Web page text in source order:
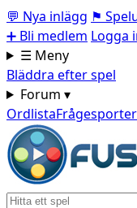
💬 Nya inlägg ⚑
➕ Bli medlem Logga
☰ Meny
Bläddra efter spel
Forum ▾
OrdlistaFrågesporter